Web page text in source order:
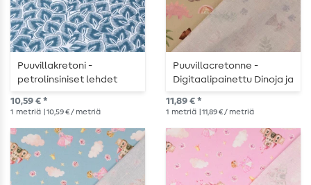
Puuvillakretoni -
petrolinsiniset lehdet
10,59 € *
1 metriä | 10,59 € / metriä
Puuvillacretonne -
Digitaalipainettu Dinoja ja
Sateenkaaria Hiekka
11,89 € *
1 metriä | 11,89 € / metriä